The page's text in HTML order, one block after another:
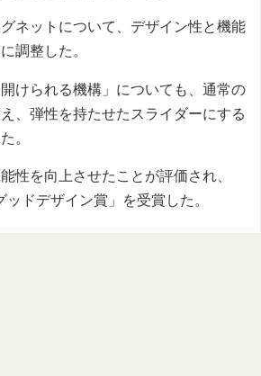
ネットについて、デザイン性と機能
調整した。
けられる機構」についても、通常の
、弾性を持たせたスライダーにする
。
性を向上させたことが評価され、
ドデザイン賞」を受賞した。